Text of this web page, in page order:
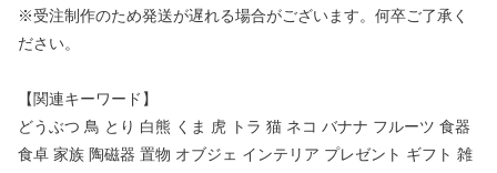
※受注制作のため発送が遅れる場合がございます。何卒ご了承く
ださい。
【関連キーワード】
どうぶつ 鳥 とり 白熊 くま 虎 トラ 猫 ネコ バナナ フルーツ 食器
食卓 家族 陶磁器 置物 オブジェ インテリア プレゼント ギフト 雑